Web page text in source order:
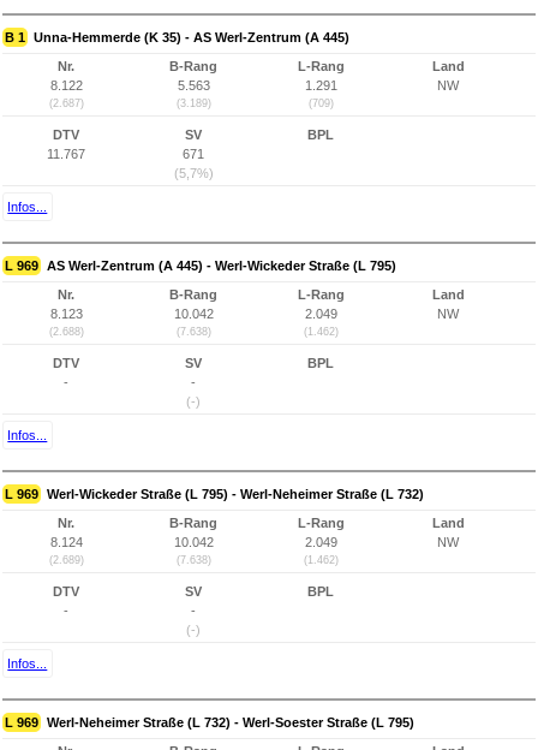
B 1 Unna-Hemmerde (K 35) - AS Werl-Zentrum (A 445)
Nr.
8.122
(2.687)
B-Rang
5.563
(3.189)
L-Rang
1.291
(709)
Land
NW
DTV
11.767
SV
671
(5,7%)
BPL
Infos...
L 969 AS Werl-Zentrum (A 445) - Werl-Wickeder Straße (L 795)
Nr.
8.123
(2.688)
B-Rang
10.042
(7.638)
L-Rang
2.049
(1.462)
Land
NW
DTV
-
SV
-
(-)
BPL
Infos...
L 969 Werl-Wickeder Straße (L 795) - Werl-Neheimer Straße (L 732)
Nr.
8.124
(2.689)
B-Rang
10.042
(7.638)
L-Rang
2.049
(1.462)
Land
NW
DTV
-
SV
-
(-)
BPL
Infos...
L 969 Werl-Neheimer Straße (L 732) - Werl-Soester Straße (L 795)